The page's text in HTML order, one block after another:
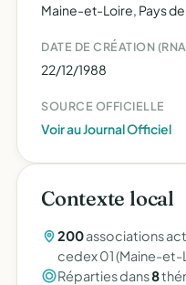
Maine-et-Loire, Pays de
DATE DE CRÉATION
22/12/1988
SOURCE OFFICIELLE
Voir au Journal Officiel
Contexte local
200associations
cedex 01 (Maine-et-
Réparties dans8